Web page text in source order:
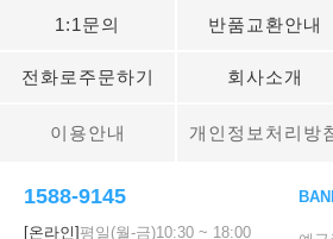
1:1문의 반품교환안내
전화로주문하기 회사소개
이용안내 개인정보처리방
1588-9145
[온라인]평일(월-금)10:30 ~ 18:00